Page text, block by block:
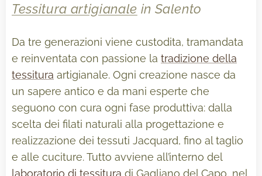
Tessitura artigianale in Salento
Da tre generazioni viene custodita, tramandata
e reinventata con passione la tradizione della
tessitura artigianale. Ogni creazione nasce da
un sapere antico e da mani esperte che
seguono con cura ogni fase produttiva: dalla
scelta dei filati naturali alla progettazione e
realizzazione dei tessuti Jacquard, fino al taglio
e alle cuciture. Tutto avviene all’interno del
laboratorio di tessitura di Gagliano del Capo, nel